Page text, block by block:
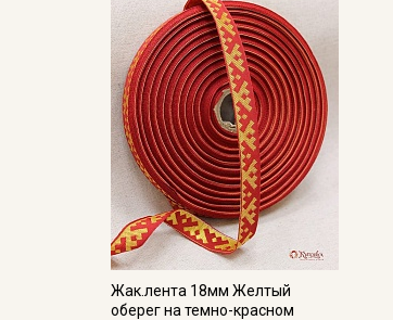
Жак.лента 18мм Желтый
оберег на темно-красном